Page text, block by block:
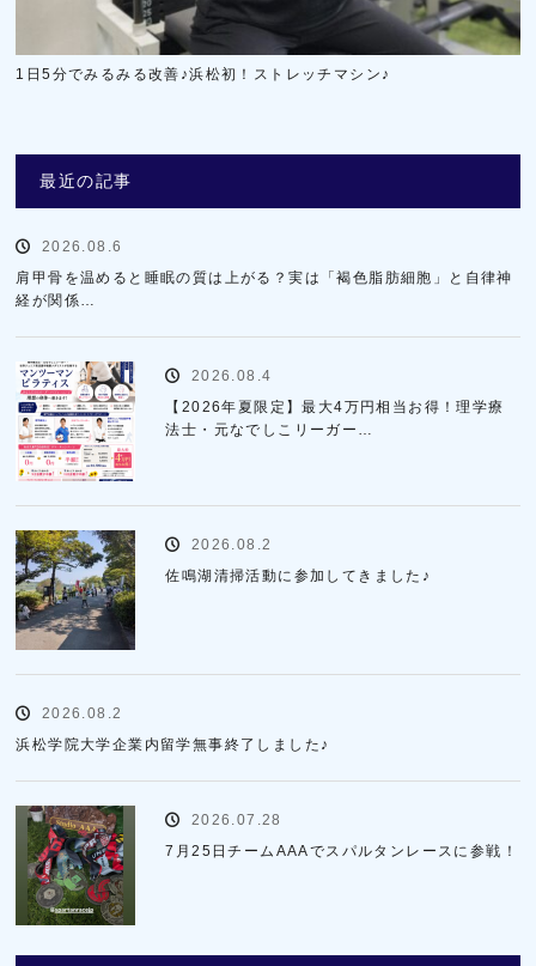
1日5分でみるみる改善♪浜松初！ストレッチマシン♪
最近の記事
2026.08.6
肩甲骨を温めると睡眠の質は上がる？実は「褐色脂肪細胞」と自律神
経が関係…
2026.08.4
【2026年夏限定】最大4万円相当お得！理学療
法士・元なでしこリーガー…
2026.08.2
佐鳴湖清掃活動に参加してきました♪
2026.08.2
浜松学院大学企業内留学無事終了しました♪
2026.07.28
7月25日チームAAAでスパルタンレースに参戦！